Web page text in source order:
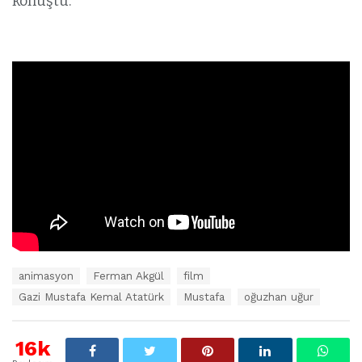
t
animasyon Ferman Akgül
film
Gazi Mustafa Kemal Atatürk
Mustafa oğuzhan uğur
16k